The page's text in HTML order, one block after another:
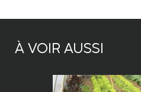
À VOIR AUSSI